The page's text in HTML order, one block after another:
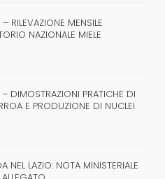
RILEVAZIONE MENSILE
NAZIONALE MIELE
DIMOSTRAZIONI PRATICHE DI
E PRODUZIONE DI NUCLEI
NEL LAZIO: NOTA MINISTERIALE